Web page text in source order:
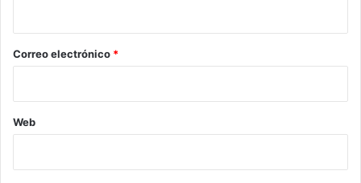
*
Correo electrónico *
Web